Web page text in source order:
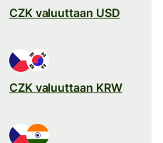
CZK valuuttaan USD
CZK valuuttaan KRW